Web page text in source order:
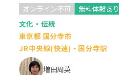
オンライン不可
無料体験あり
文化・伝統
東京都 国分寺市
JR中央線(快速)・国分寺駅
増田周英